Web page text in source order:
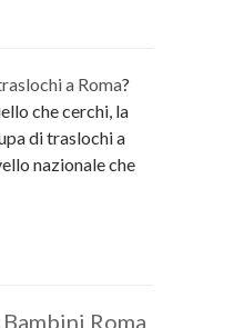
a Roma?
che cerchi, la
di traslochi a
nazionale che
Roma